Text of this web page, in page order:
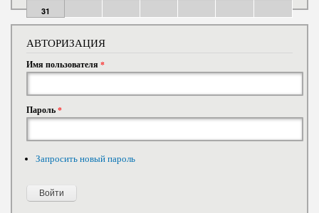
31
АВТОРИЗАЦИЯ
Имя пользователя *
Пароль*
Запросить новый пароль